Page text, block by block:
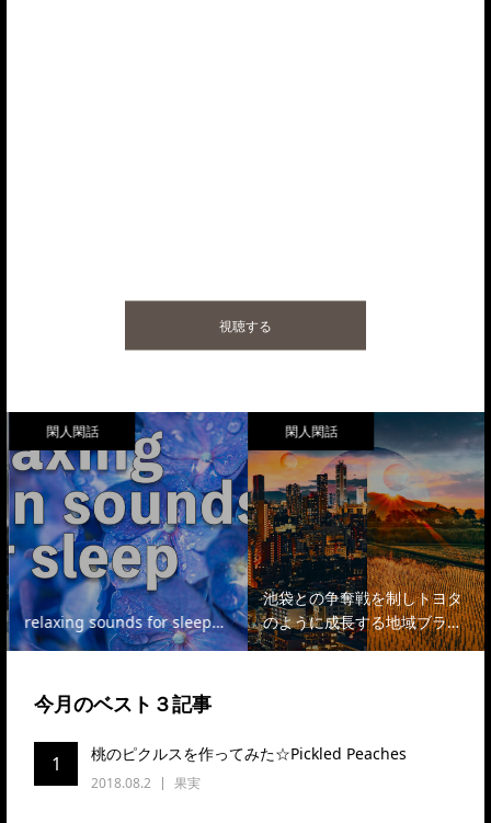
視聴する
閑人閑話
relaxing sounds for sleep…
閑人閑話
池袋との争奪戦を制しトヨタ
のように成長する地域ブラ…
今月のベスト３記事
1 桃のピクルスを作ってみた☆Pickled Peaches
2018.08.2 果実